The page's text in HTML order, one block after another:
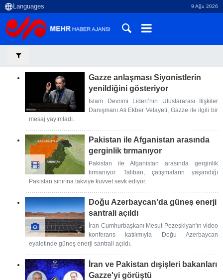
9 Ağu 2026
Gazze anlaşması Siyonistlerin
yenildiğini gösteriyor
İslam Devrimi Lideri’nin Uluslararası İlişkiler
Danışmanı Ali Ekber Velayeti, Gazze ile ilgili bir
mesaj yayımladı.
Pakistan ile Afganistan arasında
gerginlik tırmanıyor
Pakistan ile Afganistan arasında gerginlik
tırmanıyor. Taliban, çatışmaların yaşandığı
Pakistan sınırına takviye kuvvet sevk ediyor.
Doğu Azerbaycan'da güneş enerji
santrali açıldı
İran Cumhurbaşkanı Mesut Pezeşkiyan'ın video
konferans katılımıyla Doğu Azerbaycan
eyaletinde güneş enerji santrali açıldı.
İran ve Pakistan dışişleri bakanları
Gazze'yi görüştü